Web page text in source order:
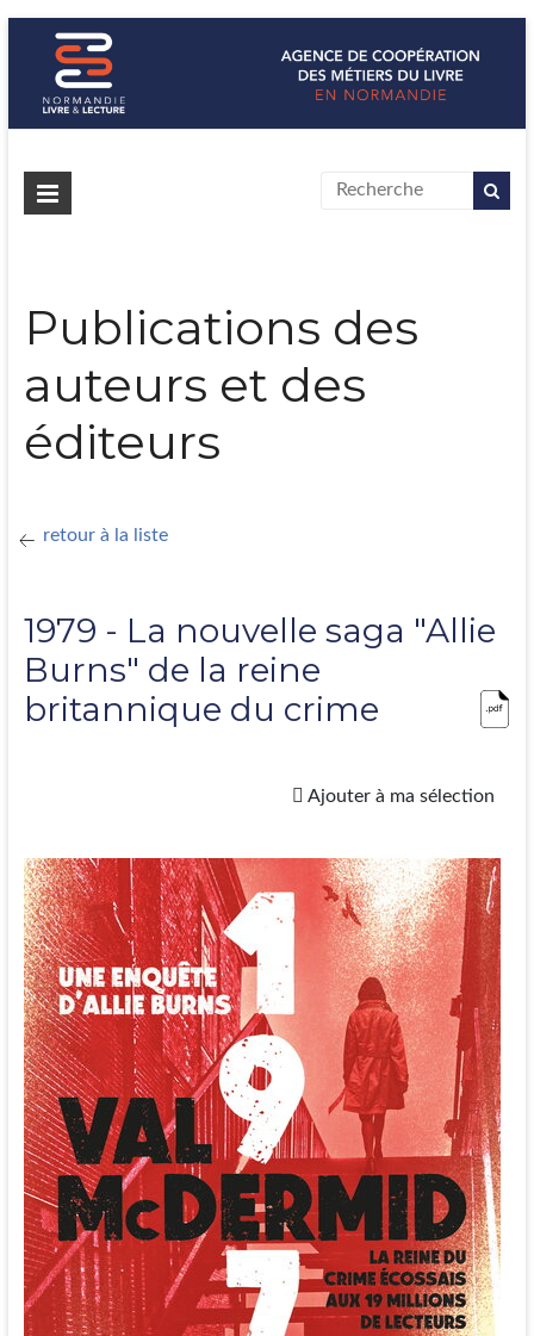
Normandie Livre & Lecture
L'agence de coopération des métiers du livre en Normandie
Publications des
auteurs et des
éditeurs
retour à la liste
1979 - La nouvelle saga "Allie
Burns" de la reine
britannique du crime
Ajouter à ma sélection